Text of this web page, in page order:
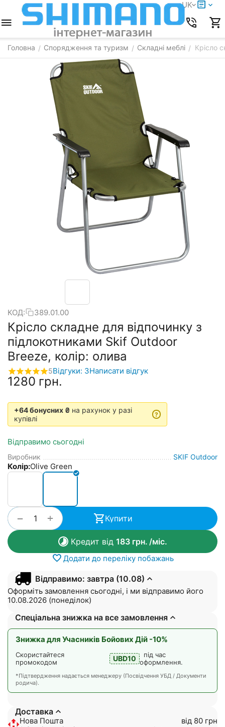
UK
Головна / Спорядження та туризм / Складні меблі / Крісло
КОД: 389.01.00
Крісло складне для відпочинку з
підлокотниками Skif Outdoor
Breeze, колір: олива
5Відгуки: 3Написати відгук
‍1280‍ грн.
+64 бонусних ₴ на рахунок у разі
купівлі
?
Відправимо сьогодні
Виробник SKIF Outdoor
Колір:Olive Green
+
− Купити
Кредит від 183грн. /міс.
Додати до переліку побажань
Відправимо: завтра (10.08)
Оформіть замовлення сьогодні, і ми відправимо його
10.08.2026 (понеділок)
Спеціальна знижка на все замовлення
Знижка для Учасників Бойових Дій -10%
Скористайтеся
промокодом
UBD10
під час
оформлення.
*Підтвердження надається менеджеру (Посвідчення УБД / Документи
родича).
Доставка
Нова Пошта
від 80 грн